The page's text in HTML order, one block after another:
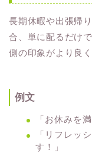
長期休暇や出張帰
合、単に配るだけ
側の印象がより良く
例文
「お休みを
「リフレッ
す！」